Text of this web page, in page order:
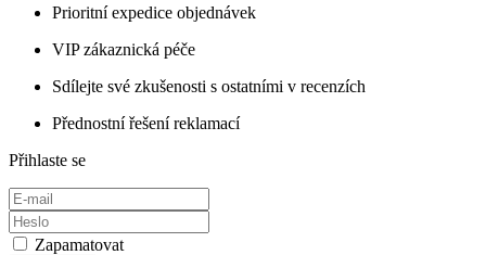
Prioritní expedice objednávek
VIP zákaznická péče
Sdílejte své zkušenosti s ostatními v recenzích
Přednostní řešení reklamací
Přihlaste se
Zapamatovat